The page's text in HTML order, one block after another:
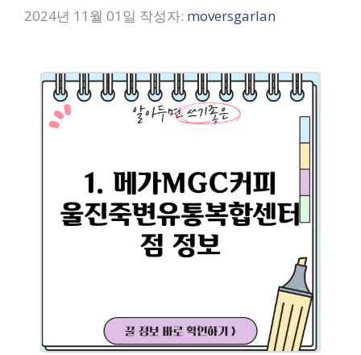
2024년 11월 01일 작성자: moversgarlan